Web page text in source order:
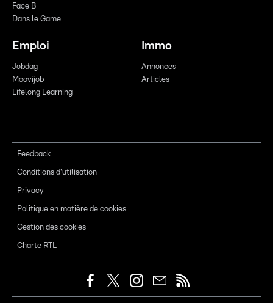
Face B
Dans le Game
Emploi
Jobdag
Moovijob
Lifelong Learning
Immo
Annonces
Articles
Feedback
Conditions d'utilisation
Privacy
Politique en matière de cookies
Gestion des cookies
Charte RTL